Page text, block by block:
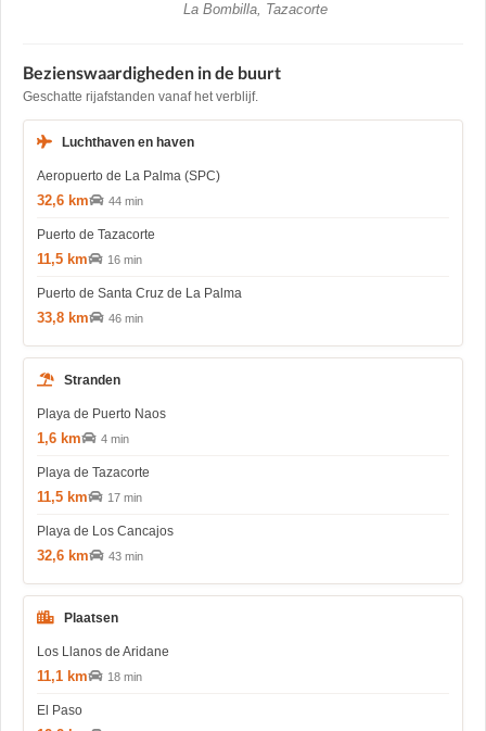
La Bombilla, Tazacorte
Bezienswaardigheden in de buurt
Geschatte rijafstanden vanaf het verblijf.
Luchthaven en haven
Aeropuerto de La Palma (SPC)
32,6 km 44 min
Puerto de Tazacorte
11,5 km 16 min
Puerto de Santa Cruz de La Palma
33,8 km 46 min
Stranden
Playa de Puerto Naos
1,6 km 4 min
Playa de Tazacorte
11,5 km 17 min
Playa de Los Cancajos
32,6 km 43 min
Plaatsen
Los Llanos de Aridane
11,1 km 18 min
El Paso